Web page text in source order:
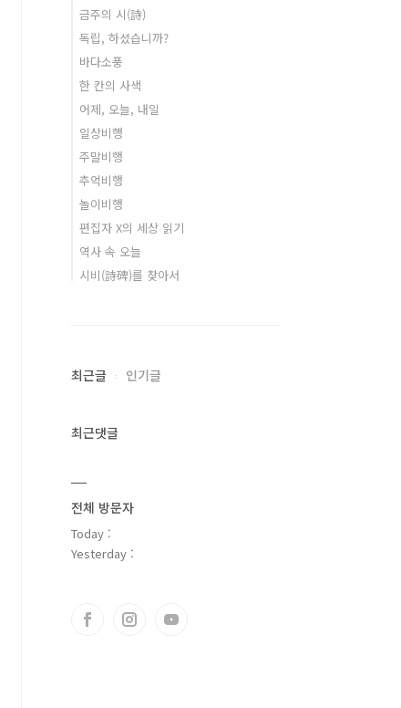
금주의 시(詩)
독립, 하셨습니까?
바다소풍
한 칸의 사색
어제, 오늘, 내일
일상비행
주말비행
추억비행
놀이비행
편집자 X의 세상 읽기
역사 속 오늘
시비(詩碑)를 찾아서
최근글 인기글
최근댓글
전체 방문자
Today :
Yesterday :